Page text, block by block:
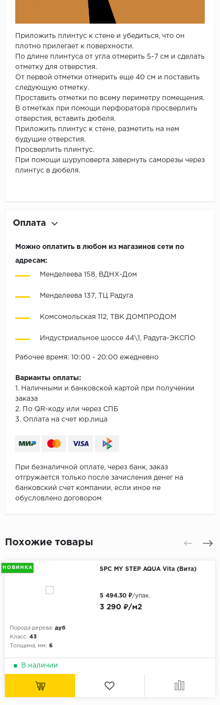
Приложить плинтус к стене и убедиться, что он
плотно прилегает к поверхности.
По длине плинтуса от угла отмерить 5-7 см и сделать
отметку для отверстия.
От первой отметки отмерить еще 40 см и поставить
следующую отметку.
Проставить отметки по всему периметру помещения.
В отметках при помощи перфоратора просверлить
отверстия, вставить дюбеля.
Приложить плинтус к стене, разметить на нем
будущие отверстия.
Просверлить плинтус.
При помощи шуруповерта завернуть саморезы через
плинтус в дюбеля.
Оплата
Можно оплатить в любом из магазинов сети по
адресам:
Менделеева 158, ВДНХ-Дом
Менделеева 137, ТЦ Радуга
Комсомольская 112, ТВК ДОМПРОДОМ
Индустриальное шоссе 44\1, Радуга-ЭКСПО
Рабочее время: 10:00 - 20:00 ежедневно
Варианты оплаты:
1. Наличными и банковской картой при получении
заказа
2. По QR-коду или через СПБ
3. Оплата на счет юр.лица
При безналичной оплате, через банк, заказ
отгружается только после зачисления денег на
банковский счет компании, если иное не
обусловлено договором
Похожие товары
НОВИНКА SPC MY STEP AQUA Vita (Вита)
Порода дерева: дуб
Класс: 43
Толщина, мм: 6
3 290 ₽/м2
5 494.30 ₽/упак.
В наличии